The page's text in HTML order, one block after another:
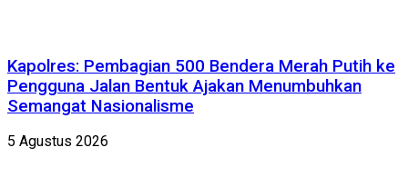
Kapolres: Pembagian 500 Bendera Merah Putih ke
Pengguna Jalan Bentuk Ajakan Menumbuhkan
Semangat Nasionalisme
5 Agustus 2026